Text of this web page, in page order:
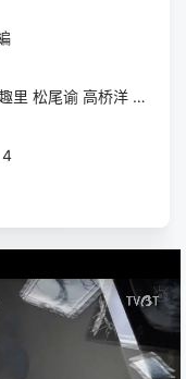
出演：上川隆也
资深刑警·樱庭孝
二楼卧室有一男一
里 松尾谕 高桥洋 映美藏
4